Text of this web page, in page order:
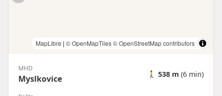
MapLibre | © OpenMapTiles© OpenStreetMap contributors
MHD
Myslkovice 🚶 538 m (6 min)